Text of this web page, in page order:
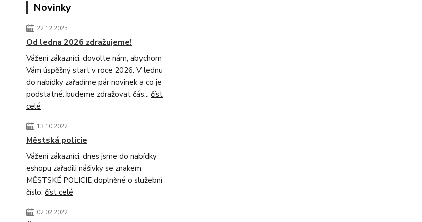
Novinky
22.12.2025
Od ledna 2026 zdražujeme!
Vážení zákazníci, dovolte nám, abychom
Vám úspěšný start v roce 2026. V lednu
do nabídky zařadíme pár novinek a co je
podstatné: budeme zdražovat čás... číst
celé
13.10.2022
Městská policie
Vážení zákazníci, dnes jsme do nabídky
eshopu zařadili nášivky se znakem
MĚSTSKÉ POLICIE doplněné o služební
číslo. číst celé
02.02.2022